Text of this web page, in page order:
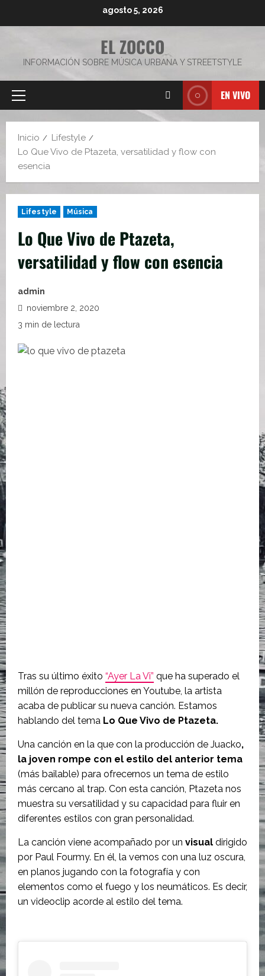
agosto 5, 2026
EL ZOCCO
INFORMACIÓN SOBRE MÚSICA URBANA Y STREETSTYLE
Menú
EN VIVO
Inicio
Lifestyle
Lo Que Vivo de Ptazeta, versatilidad y flow con
esencia
Lifestyle Música
Lo Que Vivo de Ptazeta,
versatilidad y flow con esencia
admin
noviembre 2, 2020
3 min de lectura
Tras su último éxito “Ayer La Vi” que ha superado el
millón de reproducciones en Youtube, la artista
acaba de publicar su nueva canción. Estamos
hablando del tema Lo Que Vivo de Ptazeta.
Una canción en la que con la producción de Juacko,
la joven rompe con el estilo del anterior tema
(más bailable) para ofrecernos un tema de estilo
más cercano al trap. Con esta canción, Ptazeta nos
muestra su versatilidad y su capacidad para fluir en
diferentes estilos con gran personalidad.
La canción viene acompañado por un visual dirigido
por Paul Fourmy. En él, la vemos con una luz oscura,
en planos jugando con la fotografía y con
elementos como el fuego y los neumáticos. Es decir,
un videoclip acorde al estilo del tema.